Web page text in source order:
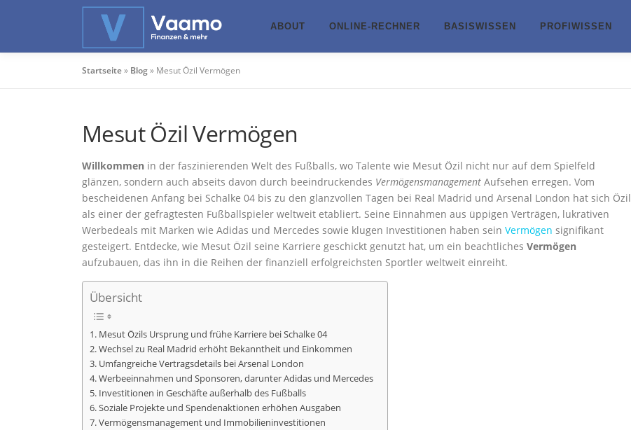
ABOUT ONLINE-RECHNER BASISWISSEN PROFIWISSEN
Startseite» Blog» Mesut Özil Vermögen
Mesut Özil Vermögen
Willkommen in der faszinierenden Welt des Fußballs, wo Talente wie Mesut Özil nicht nur auf dem Spielfeld
glänzen, sondern auch abseits davon durch beeindruckendes Vermögensmanagement Aufsehen erregen. Vom
bescheidenen Anfang bei Schalke 04 bis zu den glanzvollen Tagen bei Real Madrid und Arsenal London hat sich Özil
als einer der gefragtesten Fußballspieler weltweit etabliert. Seine Einnahmen aus üppigen Verträgen, lukrativen
Werbedeals mit Marken wie Adidas und Mercedes sowie klugen Investitionen haben sein Vermögen signifikant
gesteigert. Entdecke, wie Mesut Özil seine Karriere geschickt genutzt hat, um ein beachtliches Vermögen
aufzubauen, das ihn in die Reihen der finanziell erfolgreichsten Sportler weltweit einreiht.
Übersicht
Mesut Özils Ursprung und frühe Karriere bei Schalke 04
Wechsel zu Real Madrid erhöht Bekanntheit und Einkommen
Umfangreiche Vertragsdetails bei Arsenal London
Werbeeinnahmen und Sponsoren, darunter Adidas und Mercedes
Investitionen in Geschäfte außerhalb des Fußballs
Soziale Projekte und Spendenaktionen erhöhen Ausgaben
Vermögensmanagement und Immobilieninvestitionen